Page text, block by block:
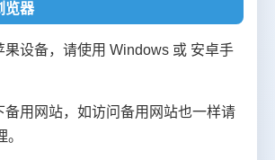
览器
果设备，请使用 Windows 或 安卓手
备用网站，如访问备用网站也一样请